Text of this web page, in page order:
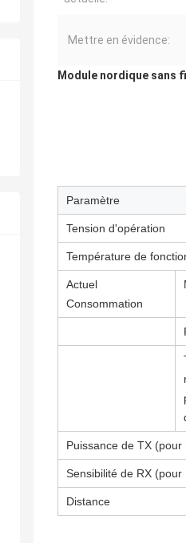
Mettre en évidence:
Module nordique sans
Paramètre
Tension d'opération
Température de
Actuel
Consommation
Puissance de TX
Sensibilité de RX
Distance